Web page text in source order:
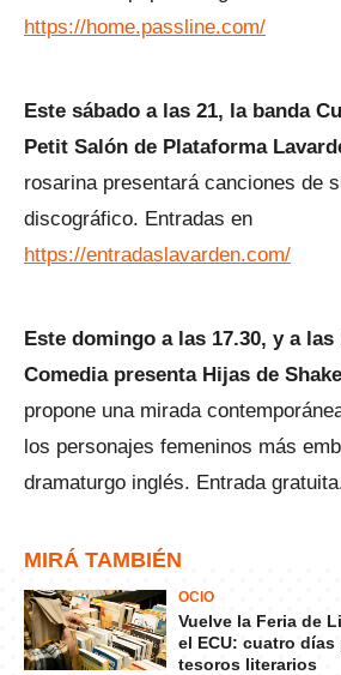
https://home.passline.com/
Este sábado a las 21, la banda
Petit Salón de Plataforma
rosarina presentará canciones de
discográfico. Entradas en
https://entradaslavarden.com/
Este domingo a las 17.30, y a las
Comedia presenta Hijas de
propone una mirada
los personajes femeninos más
dramaturgo inglés. Entrada
MIRÁ TAMBIÉN
OCIO
Vuelve la Feria de
el ECU: cuatro
tesoros literarios